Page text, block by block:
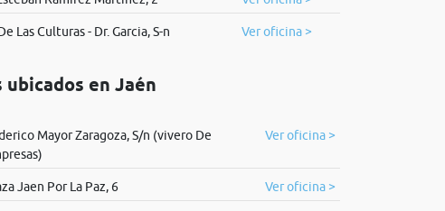
Las Culturas - Dr. Garcia, S-n Ver oficina >
en Jaén
Mayor Zaragoza, S/n (vivero De
Ver oficina >
Jaen Por La Paz, 6 Ver oficina >